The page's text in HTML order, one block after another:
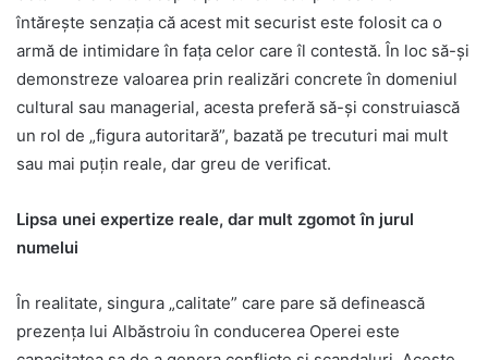
întărește senzația că acest mit securist este folosit ca o
armă de intimidare în fața celor care îl contestă. În loc să-și
demonstreze valoarea prin realizări concrete în domeniul
cultural sau managerial, acesta preferă să-și construiască
un rol de „figura autoritară”, bazată pe trecuturi mai mult
sau mai puțin reale, dar greu de verificat.
Lipsa unei expertize reale, dar mult zgomot în jurul
numelui
În realitate, singura „calitate” care pare să definească
prezența lui Albăstroiu în conducerea Operei este